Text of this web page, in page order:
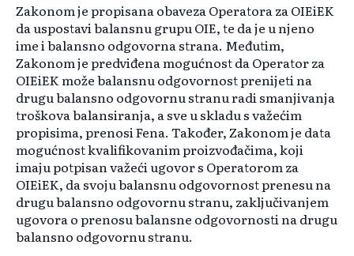
Zakonom je propisana obaveza Operatora za OIEiEK
da uspostavi balansnu grupu OIE, te da je u njeno
ime i balansno odgovorna strana. Međutim,
Zakonom je predviđena mogućnost da Operator za
OIEiEK može balansnu odgovornost prenijeti na
drugu balansno odgovornu stranu radi smanjivanja
troškova balansiranja, a sve u skladu s važećim
propisima, prenosi Fena. Također, Zakonom je data
mogućnost kvalifikovanim proizvođačima, koji
imaju potpisan važeći ugovor s Operatorom za
OIEiEK, da svoju balansnu odgovornost prenesu na
drugu balansno odgovornu stranu, zaključivanjem
ugovora o prenosu balansne odgovornosti na drugu
balansno odgovornu stranu.